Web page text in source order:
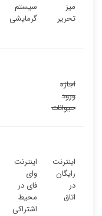
میز
تحریر
سیستم
گرمایشی
اجازه
ورود
حیوانات
اینترنت
رایگان
در
اتاق
اینترنت
وای
فای در
محیط
اشتراکی